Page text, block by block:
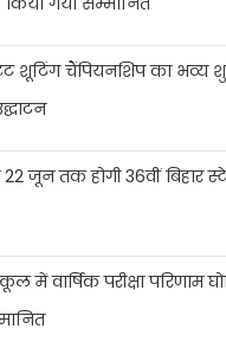
शूटिंग चैंपियनशिप का भव्य
22 जून तक होगी 36वीं बिहार
में वार्षिक परीक्षा परिणाम